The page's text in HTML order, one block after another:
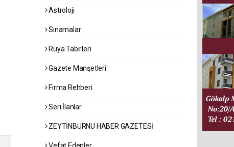
Astroloji
Sinamalar
Rüya Tabirleri
Gazete Manşetleri
Firma Rehberi
Seri İlanlar
ZEYTİNBURNU HABER GAZETESİ
Vefat Edenler